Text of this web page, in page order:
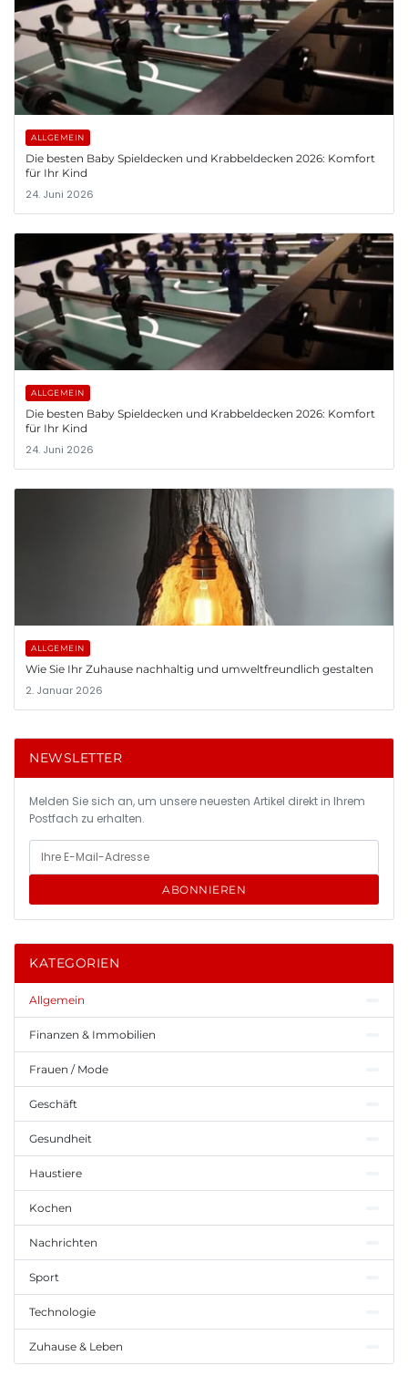
ALLGEMEIN
Die besten Baby Spieldecken und Krabbeldecken 2026: Komfort
für Ihr Kind
24. Juni 2026
ALLGEMEIN
Die besten Baby Spieldecken und Krabbeldecken 2026: Komfort
für Ihr Kind
24. Juni 2026
ALLGEMEIN
Wie Sie Ihr Zuhause nachhaltig und umweltfreundlich gestalten
2. Januar 2026
NEWSLETTER
Melden Sie sich an, um unsere neuesten Artikel direkt in Ihrem
Postfach zu erhalten.
ABONNIEREN
KATEGORIEN
Allgemein
Finanzen & Immobilien
Frauen / Mode
Geschäft
Gesundheit
Haustiere
Kochen
Nachrichten
Sport
Technologie
Zuhause & Leben